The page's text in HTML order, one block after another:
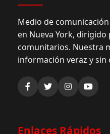
Medio de
en Nueva York, dirigido
comunitarios. Nuestra
información veraz y sin
Enlaces Rápidos